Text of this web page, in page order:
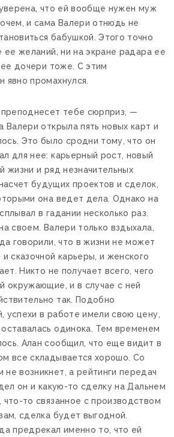
что ей вообще нужен муж
и сама Валери отнюдь не
бабушкой. Этого точно
ее желаний, ни на экране радара ее
дочери тоже. С этим
явно промахнулся.
тебе сюрприз, —
Валери открыла пять новых карт и
Это было сродни тому, что он
для нее: карьерный рост, новый
жизни и ряд незначительных
будущих проектов и сделок,
она ведет дела. Однако на
в гадании несколько раз.
своем. Валери только вздыхала,
говорили, что в жизни не может
сказочной карьеры, и женского
Никто не получает всего, чего
окружающие, и в случае с ней
так. Подобно
успехи в работе имели свою цену,
одинока. Тем временем
Алан сообщил, что еще видит в
все складывается хорошо. Со
возникнет, а рейтинги передач
он и какую-то сделку на Дальнем
то связанное с производством
сделка будет выгодной.
предрекал именно то, что ей